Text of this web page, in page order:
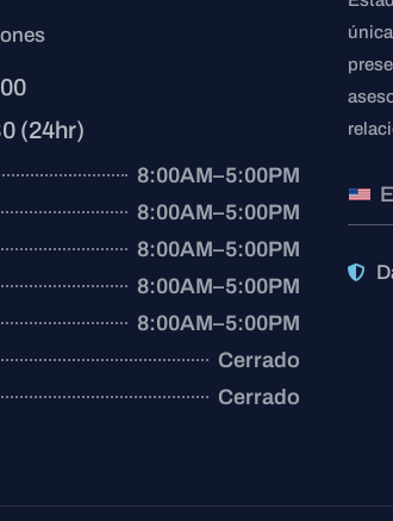
(24hr)
8:00AM–5:00PM
8:00AM–5:00PM
8:00AM–5:00PM
8:00AM–5:00PM
8:00AM–5:00PM
Cerrado
Cerrado